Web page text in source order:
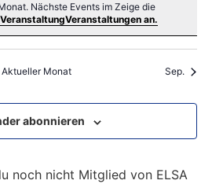
Nächste Events im Zeige die
an.
Aktueller Monat Sep.
abonnieren
noch nicht Mitglied von ELSA